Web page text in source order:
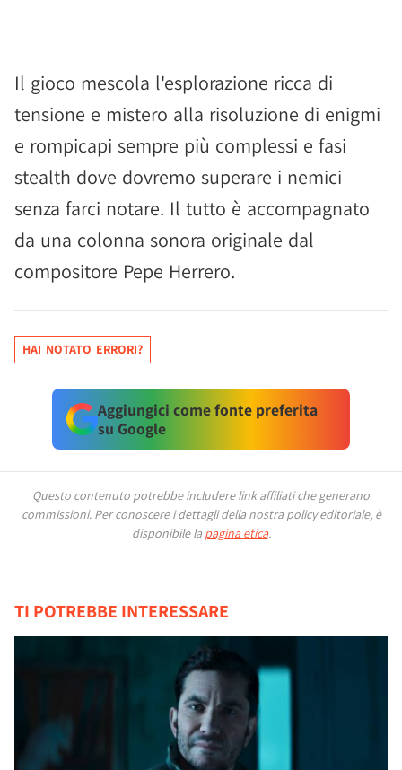
Il gioco mescola l'esplorazione ricca di
tensione e mistero alla risoluzione di enigmi
e rompicapi sempre più complessi e fasi
stealth dove dovremo superare i nemici
senza farci notare. Il tutto è accompagnato
da una colonna sonora originale dal
compositore Pepe Herrero.
HAI NOTATO ERRORI?
Aggiungici come fonte preferita
su Google
Questo contenuto potrebbe includere link affiliati che generano
commissioni. Per conoscere i dettagli della nostra policy editoriale, è
disponibile la pagina etica.
TI POTREBBE INTERESSARE